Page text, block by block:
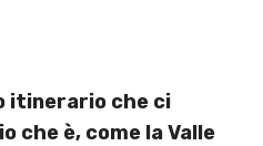
itinerario che ci
che è, come la Valle